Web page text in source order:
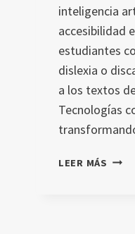
inteligencia
accesibilidad
estudiantes
dislexia o
a los textos
Tecnologías
LEER MÁS